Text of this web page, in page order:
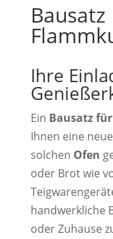
Bausatz
Ihre
Ein Bausatz
Ihnen eine
solchen Ofen
oder Brot wie
handwerkliche
oder Zuhause